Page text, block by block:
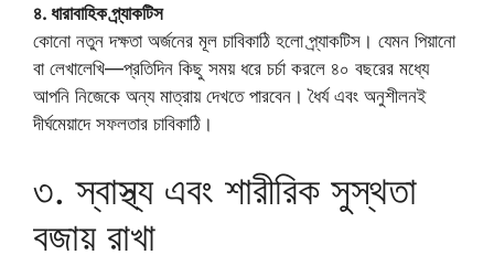
৪. ধারাবাহিক প্র্যাকটিস
কোনো নতুন দক্ষতা অর্জনের মূল চাবিকাঠি হলো প্র্যাকটিস। যেমন পিয়ানো
বা লেখালেখি—প্রতিদিন কিছু সময় ধরে চর্চা করলে ৪০ বছরের মধ্যে
আপনি নিজেকে অন্য মাত্রায় দেখতে পারবেন। ধৈর্য এবং অনুশীলনই
দীর্ঘমেয়াদে সফলতার চাবিকাঠি।
৩. স্বাস্থ্য এবং শারীরিক সুস্থতা
বজায় রাখা